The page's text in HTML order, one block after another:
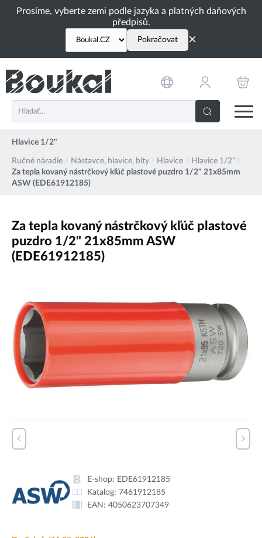
Prosíme, vyberte zemi podle jazyka a platných daňových
předpisů.
Pokračovat ×
Hlavice 1/2"
Ručné náradie Nástavce, hlavice, bity Hlavice
Hlavice 1/2"
Za tepla kovaný nástrčkový kľúč plastové puzdro 1/2" 21x85mm
ASW (EDE61912185)
Za tepla kovaný nástrčkový kľúč plastové
puzdro 1/2" 21x85mm ASW
(EDE61912185)
E-shop: EDE61912185
Katalog: 7461912185
EAN: 4050623707349